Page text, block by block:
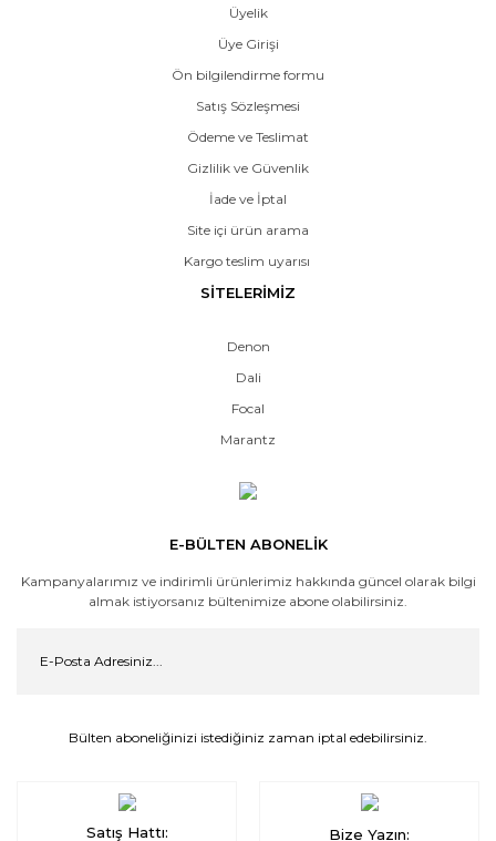
Üyelik
Üye Girişi
Ön bilgilendirme formu
Satış Sözleşmesi
Ödeme ve Teslimat
Gizlilik ve Güvenlik
İade ve İptal
Site içi ürün arama
Kargo teslim uyarısı
SİTELERİMİZ
Denon
Dali
Focal
Marantz
E-BÜLTEN ABONELİK
Kampanyalarımız ve indirimli ürünlerimiz hakkında güncel olarak bilgi
almak istiyorsanız bültenimize abone olabilirsiniz.
Bülten aboneliğinizi istediğiniz zaman iptal edebilirsiniz.
Satış Hattı: Bize Yazın: